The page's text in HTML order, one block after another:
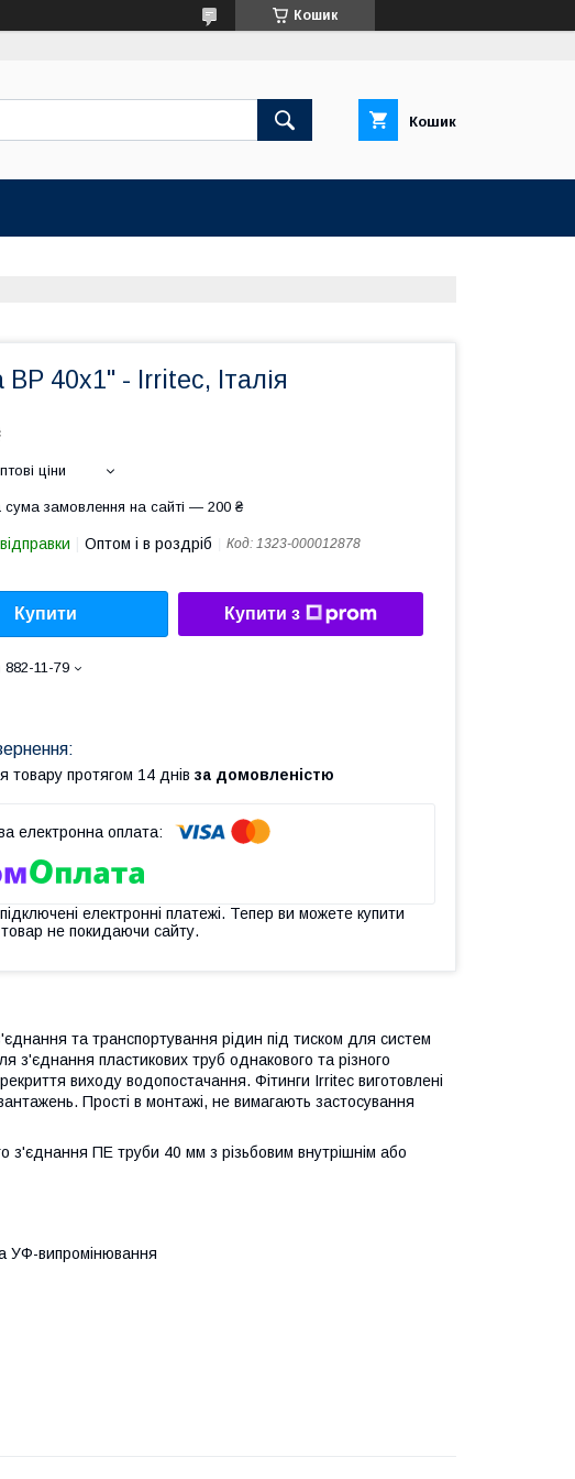
Кошик
Кошик
40х1" - Irritec, Італія
ціни
сума замовлення на сайті — 200 ₴
Оптом і в роздріб Код: 1323-000012878
Купити Купити з
882-11-79
товару протягом 14 днів за домовленістю
електронні платежі. Тепер ви можете купити
не покидаючи сайту.
та транспортування рідин під тиском для систем
з'єднання пластикових труб однакового та різного
виходу водопостачання. Фітинги Irritec виготовлені
Прості в монтажі, не вимагають застосування
з'єднання ПЕ труби 40 мм з різьбовим внутрішнім або
УФ-випромінювання